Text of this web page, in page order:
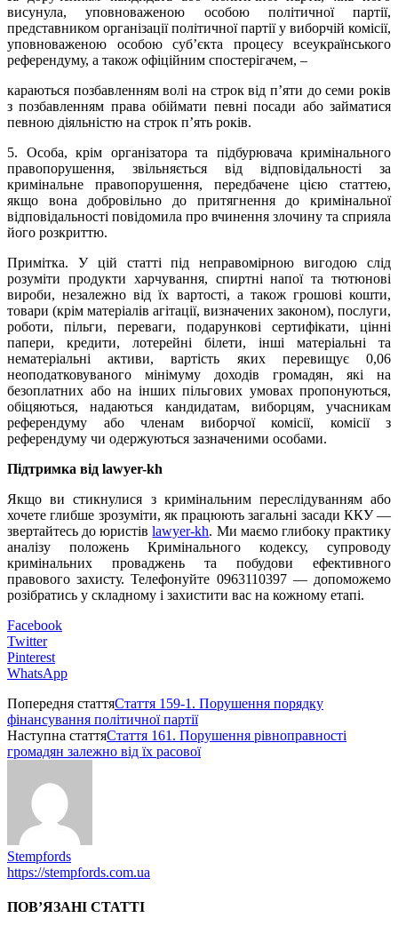
висунула, уповноваженою особою політичної партії,
представником організації політичної партії у виборчій комісії,
уповноваженою особою суб’єкта процесу всеукраїнського
референдуму, а також офіційним спостерігачем, –
караються позбавленням волі на строк від п’яти до семи років
з позбавленням права обіймати певні посади або займатися
певною діяльністю на строк п’ять років.
5. Особа, крім організатора та підбурювача кримінального
правопорушення, звільняється від відповідальності за
кримінальне правопорушення, передбачене цією статтею,
якщо вона добровільно до притягнення до кримінальної
відповідальності повідомила про вчинення злочину та сприяла
його розкриттю.
Примітка. У цій статті під неправомірною вигодою слід
розуміти продукти харчування, спиртні напої та тютюнові
вироби, незалежно від їх вартості, а також грошові кошти,
товари (крім матеріалів агітації, визначених законом), послуги,
роботи, пільги, переваги, подарункові сертифікати, цінні
папери, кредити, лотерейні білети, інші матеріальні та
нематеріальні активи, вартість яких перевищує 0,06
неоподатковуваного мінімуму доходів громадян, які на
безоплатних або на інших пільгових умовах пропонуються,
обіцяються, надаються кандидатам, виборцям, учасникам
референдуму або членам виборчої комісії, комісії з
референдуму чи одержуються зазначеними особами.
Підтримка від lawyer-kh
Якщо ви стикнулися з кримінальним переслідуванням або
хочете глибше зрозуміти, як працюють загальні засади ККУ —
звертайтесь до юристівlawyer-kh. Ми маємо глибоку практику
аналізу положень Кримінального кодексу, супроводу
кримінальних проваджень та побудови ефективного
правового захисту. Телефонуйте 0963110397 — допоможемо
розібратись у складному і захистити вас на кожному етапі.
Facebook
Twitter
Pinterest
WhatsApp
Попередня статтяСтаття 159-1. Порушення порядку
фінансування політичної партії
Наступна статтяСтаття 161. Порушення рівноправності
громадян залежно від їх расової
Stempfords
https://stempfords.com.ua
ПОВ’ЯЗАНІ СТАТТІ